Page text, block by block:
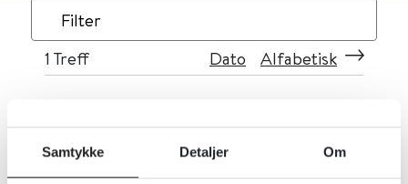
Samtykke Detaljer Om
Filter
1 Treff Dato Alfabetisk